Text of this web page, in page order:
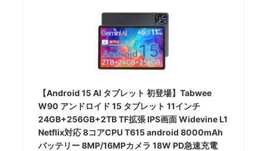
【Android 15 AI タブレット 初登場】Tabwee
W90 アンドロイド 15 タブレット 11インチ
24GB+256GB+2TB TF拡張 IPS画面 Widevine L1
Netflix対応 8コアCPU T615 android 8000mAh
バッテリー 8MP/16MPカメラ 18W PD急速充電